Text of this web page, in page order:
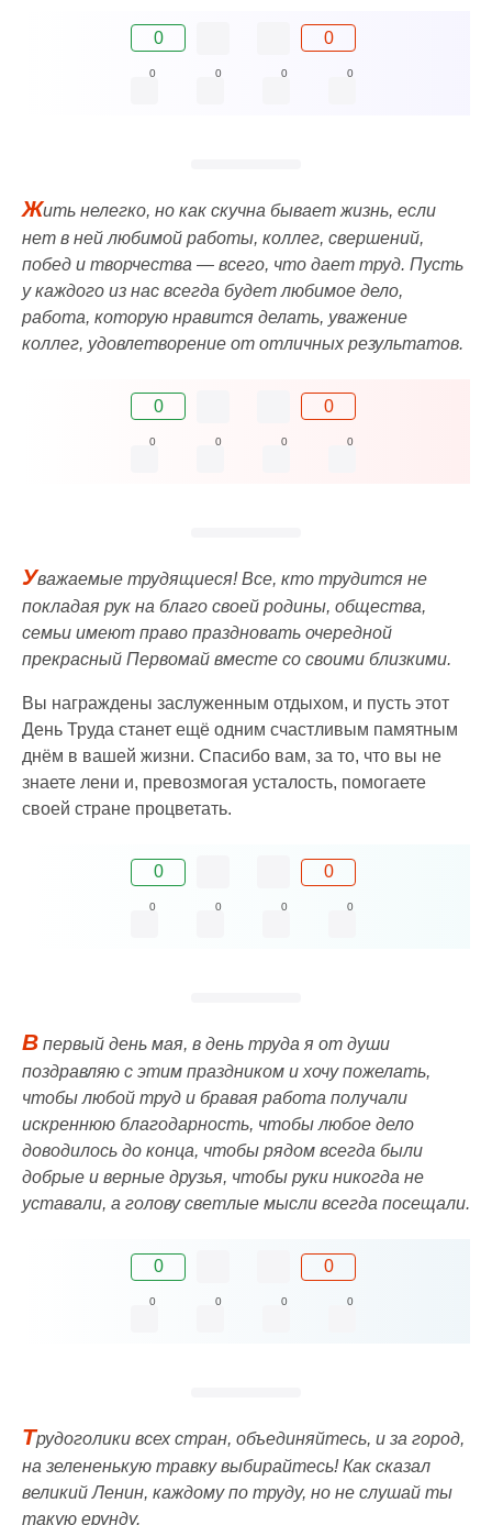
0 0
0 0 0 0
Жить нелегко, но как скучна бывает жизнь, если
нет в ней любимой работы, коллег, свершений,
побед и творчества — всего, что дает труд. Пусть
у каждого из нас всегда будет любимое дело,
работа, которую нравится делать, уважение
коллег, удовлетворение от отличных результатов.
0 0
0 0 0 0
Уважаемые трудящиеся! Все, кто трудится не
покладая рук на благо своей родины, общества,
семьи имеют право праздновать очередной
прекрасный Первомай вместе со своими близкими.
Вы награждены заслуженным отдыхом, и пусть этот
День Труда станет ещё одним счастливым памятным
днём в вашей жизни. Спасибо вам, за то, что вы не
знаете лени и, превозмогая усталость, помогаете
своей стране процветать.
0 0
0 0 0 0
В первый день мая, в день труда я от души
поздравляю с этим праздником и хочу пожелать,
чтобы любой труд и бравая работа получали
искреннюю благодарность, чтобы любое дело
доводилось до конца, чтобы рядом всегда были
добрые и верные друзья, чтобы руки никогда не
уставали, а голову светлые мысли всегда посещали.
0 0
0 0 0 0
Трудоголики всех стран, объединяйтесь, и за город,
на зелененькую травку выбирайтесь! Как сказал
великий Ленин, каждому по труду, но не слушай ты
такую ерунду.